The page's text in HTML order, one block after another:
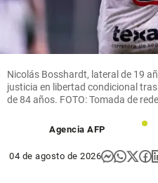
Nicolás Bosshardt, lateral de 19
justicia en libertad condicional
de 84 años. FOTO: Tomada de
1
Agencia AFP
04 de agosto de 2026